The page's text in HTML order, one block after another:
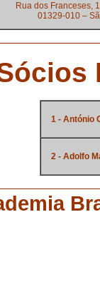
Rua dos Franceses,
01329-010 –
1 - António
2 - Adolfo